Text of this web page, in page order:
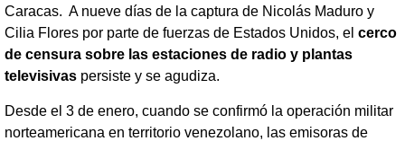
Caracas. A nueve días de la captura de Nicolás Maduro y
Cilia Flores por parte de fuerzas de Estados Unidos, el cerco
de censura sobre las estaciones de radio y plantas
televisivas persiste y se agudiza.
Desde el 3 de enero, cuando se confirmó la operación militar
norteamericana en territorio venezolano, las emisoras de